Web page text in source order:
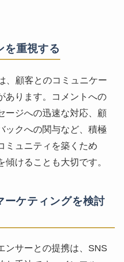
を重視する
、顧客とのコミュニケー
あります。コメントへの
ージへの迅速な対応、顧
ックへの関与など、積極
ミュニティを築くため
けることも大切です。
ーケティングを検討
ンサーとの提携は、SNS